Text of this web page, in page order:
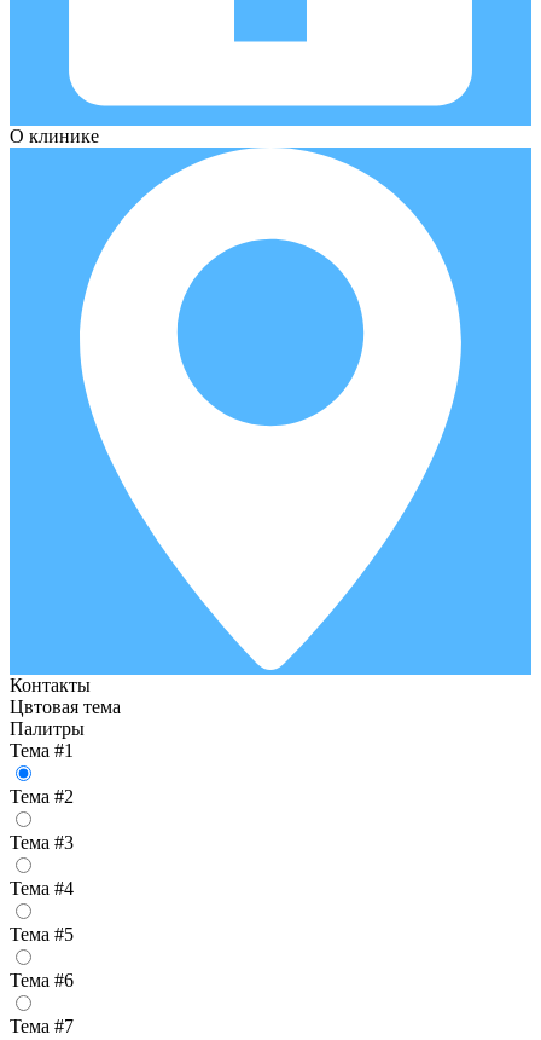
О клинике
Контакты
Цвтовая тема
Палитры
Тема #1
Тема #2
Тема #3
Тема #4
Тема #5
Тема #6
Тема #7